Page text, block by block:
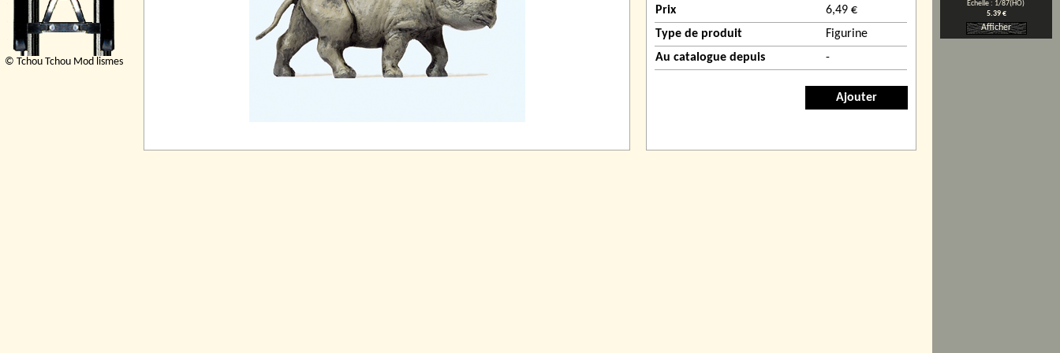
© Tchou Tchou Mod lismes
Prix
6,49 €
Type de produit
Figurine
Au catalogue depuis
-
Ajouter
Echelle : 1/87(HO)
5.39 €
Afficher